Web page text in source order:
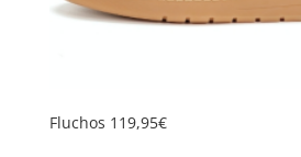
Fluchos 119,95€